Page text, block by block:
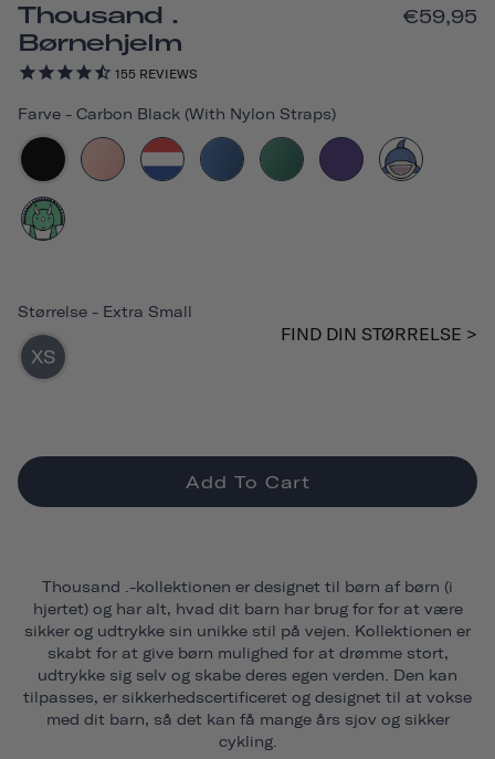
Thousand .
Børnehjelm
155 REVIEWS
€59,95
Farve - Carbon Black (with Nylon Straps)
Størrelse - Extra Small
XS
FIND DIN STØRRELSE >
Add To Cart
Thousand .-kollektionen er designet til børn af børn (i
hjertet) og har alt, hvad dit barn har brug for for at være
sikker og udtrykke sin unikke stil på vejen. Kollektionen er
skabt for at give børn mulighed for at drømme stort,
udtrykke sig selv og skabe deres egen verden. Den kan
tilpasses, er sikkerhedscertificeret og designet til at vokse
med dit barn, så det kan få mange års sjov og sikker
cykling.